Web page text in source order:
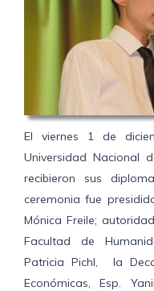
El viernes 1 de
Universidad Nacional
recibieron sus
ceremonia fue
Mónica Freile;
Facultad de
Patricia Pichl, la
Económicas, Esp.